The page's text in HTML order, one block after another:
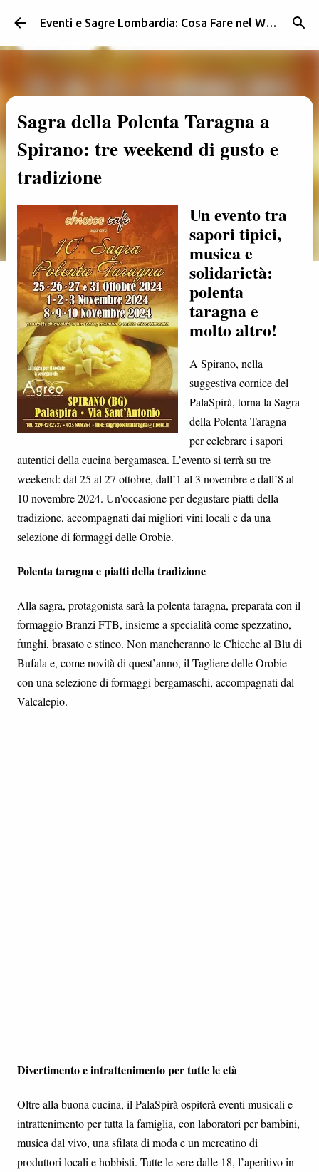
Passa ai contenuti principali Eventi e Sagre Lombardia: Cosa Fare nel Weekend | Weekendidea
Sagra della Polenta Taragna a
Spirano: tre weekend di gusto e
tradizione
Un evento tra
sapori tipici,
musica e
solidarietà:
polenta
taragna e
molto altro!
A Spirano, nella
suggestiva cornice del
PalaSpirà, torna la Sagra
della Polenta Taragna
per celebrare i sapori
autentici della cucina bergamasca. L’evento si terrà su tre
weekend: dal 25 al 27 ottobre, dall’1 al 3 novembre e dall’8 al
10 novembre 2024. Un'occasione per degustare piatti della
tradizione, accompagnati dai migliori vini locali e da una
selezione di formaggi delle Orobie.
Polenta taragna e piatti della tradizione
Alla sagra, protagonista sarà la polenta taragna, preparata con il
formaggio Branzi FTB, insieme a specialità come spezzatino,
funghi, brasato e stinco. Non mancheranno le Chicche al Blu di
Bufala e, come novità di quest’anno, il Tagliere delle Orobie
con una selezione di formaggi bergamaschi, accompagnati dal
Valcalepio.
Divertimento e intrattenimento per tutte le età
Oltre alla buona cucina, il PalaSpirà ospiterà eventi musicali e
intrattenimento per tutta la famiglia, con laboratori per bambini,
musica dal vivo, una sfilata di moda e un mercatino di
produttori locali e hobbisti. Tutte le sere dalle 18, l’aperitivo in